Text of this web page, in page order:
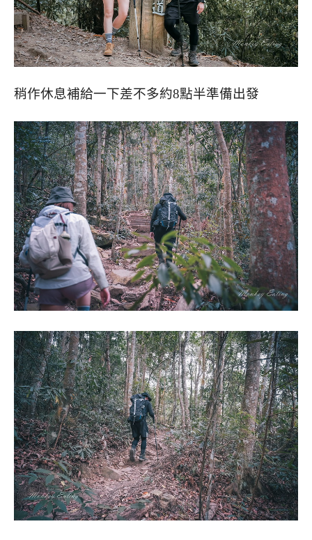
稍作休息補給一下差不多約8點半準備出發